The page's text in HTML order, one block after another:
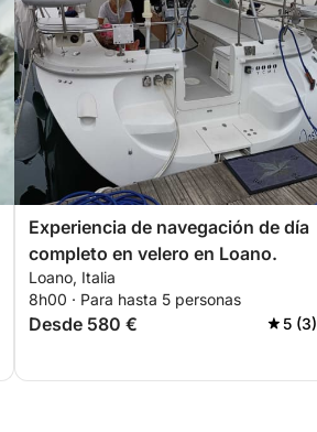
Experiencia de navegación de día
completo en velero en Loano.
Loano, Italia
8h00 · Para hasta 5 personas
Desde 580 € 5 (3)